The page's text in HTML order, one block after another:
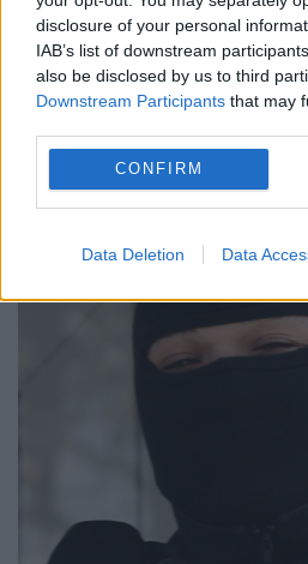
disclosure of your personal
IAB’s list of downstream
also be disclosed by us to third
Downstream Participants that may
CONFIRM
Data Deletion Data
penal pentru înaltă
putere după publicarea
dintre fostul preşedinte
Poroşenko şi fostul
american Joe Biden...